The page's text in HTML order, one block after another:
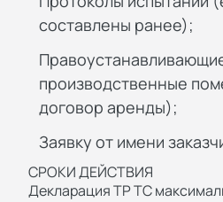
составлены ранее);
производственные
договор аренды);
Заявку от имени
СРОКИ ДЕЙСТВИЯ
Декларация ТР ТС